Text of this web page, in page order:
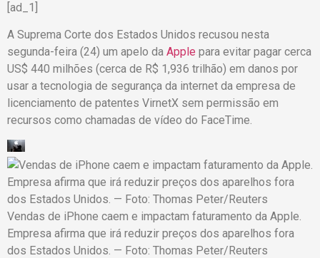
[ad_1]
A Suprema Corte dos Estados Unidos recusou nesta
segunda-feira (24) um apelo da Apple para evitar pagar cerca
US$ 440 milhões (cerca de R$ 1,936 trilhão) em danos por
usar a tecnologia de segurança da internet da empresa de
licenciamento de patentes VirnetX sem permissão em
recursos como chamadas de vídeo do FaceTime.
Vendas de iPhone caem e impactam faturamento da Apple.
Empresa afirma que irá reduzir preços dos aparelhos fora
dos Estados Unidos. — Foto: Thomas Peter/Reuters